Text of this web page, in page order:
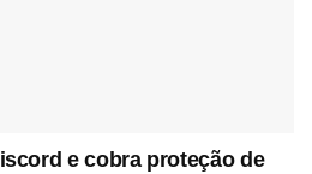
e cobra proteção de